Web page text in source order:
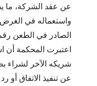
عن عقد الشركة، ما
واستعماله في
اعتبرت المحكمة أن
شريكه الآخر لشراء
عن تنفيذ الاتفاق أو